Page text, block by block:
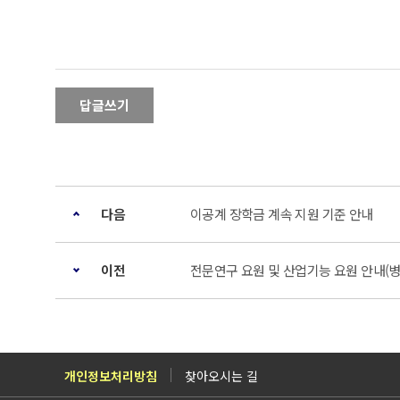
답글쓰기
다음 이공계 장학금 계속 지원 기준 안내
이전 전문연구 요원 및 산업기능 요원 안내(
개인정보처리방침 찾아오시는 길